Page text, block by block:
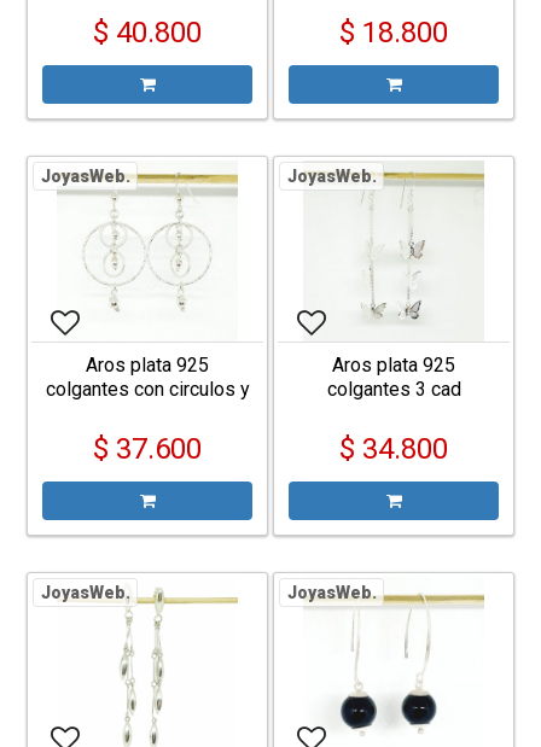
$ 40.800 $ 18.800
JoyasWeb.
Aros plata 925
colgantes con circulos y
$ 37.600
JoyasWeb.
Aros plata 925
colgantes 3 cad
mariposas
$ 34.800
JoyasWeb. JoyasWeb.